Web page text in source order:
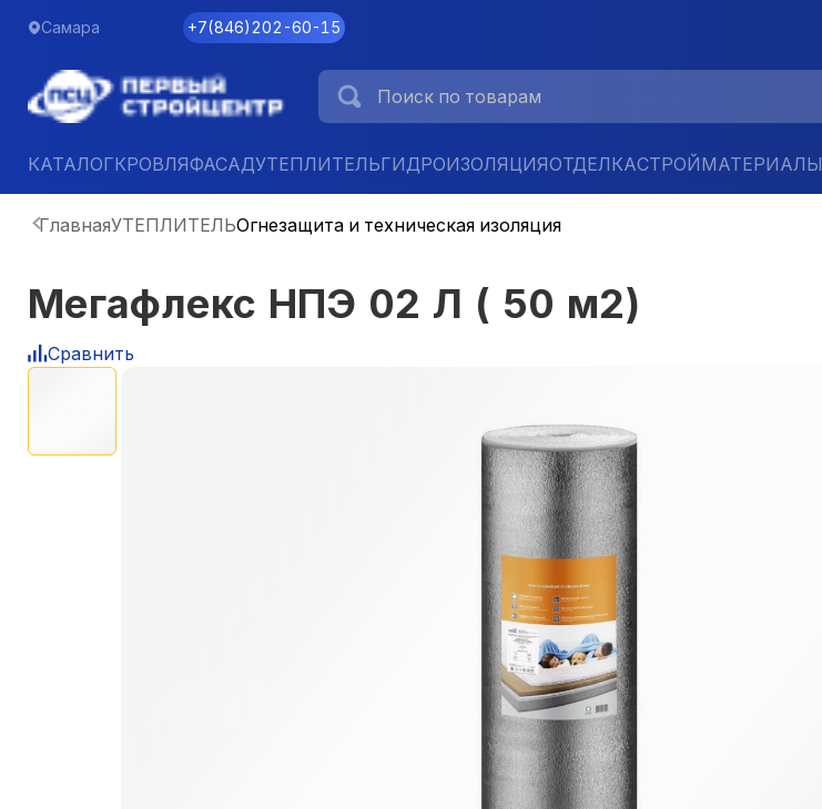
Самара +7(846)202-60-15
КАТАЛОГКРОВЛЯФАСАДУТЕПЛИТЕЛЬГИДРОИЗОЛЯЦИЯОТДЕЛКАСТРОЙМАТЕРИАЛЫ
ГлавнаяУТЕПЛИТЕЛЬОгнезащита и техническая изоляция
Мегафлекс НПЭ 02 Л ( 50 м2)
Сравнить